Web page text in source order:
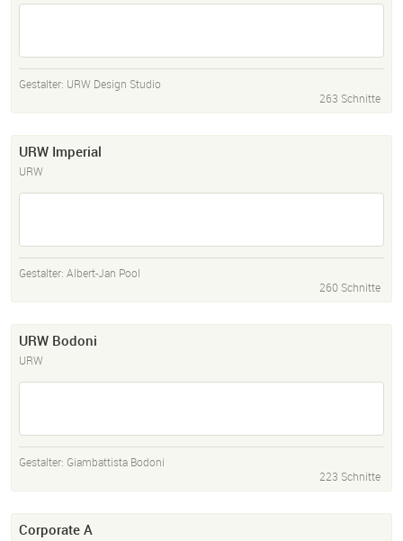
Gestalter: URW Design Studio
263 Schnitte
URW Imperial
URW
Gestalter: Albert-Jan Pool
260 Schnitte
URW Bodoni
URW
Gestalter: Giambattista Bodoni
223 Schnitte
Corporate A